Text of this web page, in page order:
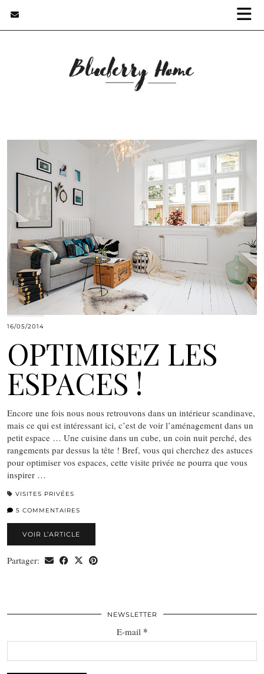
16/05/2014
OPTIMISEZ LES
ESPACES !
Encore une fois nous nous retrouvons dans un intérieur scandinave,
mais ce qui est intéressant ici, c’est de voir l’aménagement dans un
petit espace … Une cuisine dans un cube, un coin nuit perché, des
rangements par dessus la tête ! Bref, vous qui cherchez des astuces
pour optimiser vos espaces, cette visite privée ne pourra que vous
inspirer …
VISITES PRIVÉES
5 COMMENTAIRES
VOIR L’ARTICLE
Partager:
NEWSLETTER
E-mail *